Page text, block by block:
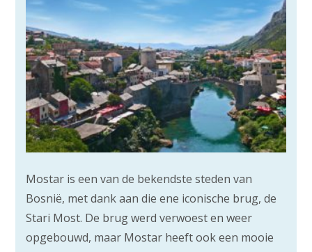
Mostar is een van de bekendste steden van
Bosnië, met dank aan die ene iconische brug, de
Stari Most. De brug werd verwoest en weer
opgebouwd, maar Mostar heeft ook een mooie